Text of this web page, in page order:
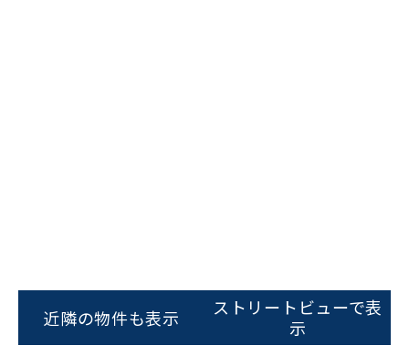
0120-620-213
平日 9:00〜18:00
近隣の物件も表示
ストリートビューで表
示